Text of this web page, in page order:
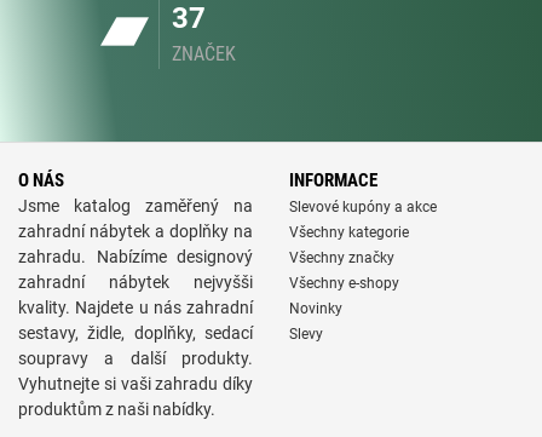
37
ZNAČEK
O NÁS
Jsme katalog zaměřený na
zahradní nábytek a doplňky na
zahradu. Nabízíme designový
zahradní nábytek nejvyšši
kvality. Najdete u nás zahradní
sestavy, židle, doplňky, sedací
soupravy a další produkty.
Vyhutnejte si vaši zahradu díky
produktům z naši nabídky.
INFORMACE
Slevové kupóny a akce
Všechny kategorie
Všechny značky
Všechny e-shopy
Novinky
Slevy